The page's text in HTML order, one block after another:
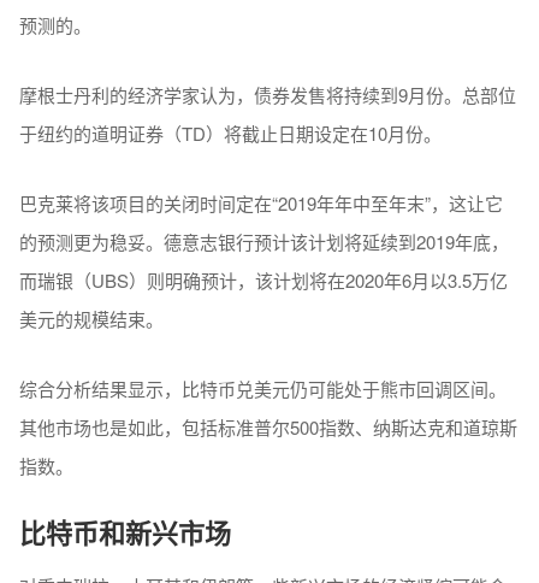
预测的。
摩根士丹利的经济学家认为，债券发售将持续到9月份。总部位
于纽约的道明证券（TD）将截止日期设定在10月份。
巴克莱将该项目的关闭时间定在“2019年年中至年末”，这让它
的预测更为稳妥。德意志银行预计该计划将延续到2019年底，
而瑞银（UBS）则明确预计，该计划将在2020年6月以3.5万亿
美元的规模结束。
综合分析结果显示，比特币兑美元仍可能处于熊市回调区间。
其他市场也是如此，包括标准普尔500指数、纳斯达克和道琼斯
指数。
比特币和新兴市场